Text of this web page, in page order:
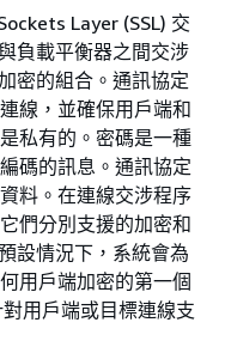
Layer (SSL) 交
負載平衡器之間交涉
密的組合。通訊協定
線，並確保用戶端和
私有的。密碼是一種
碼的訊息。通訊協定
料。在連線交涉程序
們分別支援的加密和
設情況下，系統會為
用戶端加密的第一個
用戶端或目標連線支